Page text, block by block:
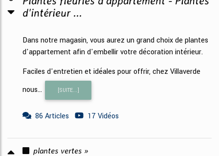
d'intérieur ...
Dans notre magasin, vous aurez un grand choix de plantes
d'appartement afin d'embellir votre décoration intérieur.
Faciles d'entretien et idéales pour offrir, chez Villaverde
nous...
[SUITE...]
86 Articles 17 Vidéos
plantes vertes »